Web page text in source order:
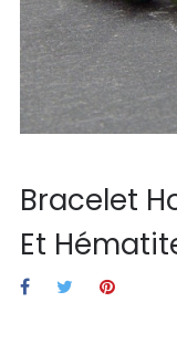
Bracelet
Et